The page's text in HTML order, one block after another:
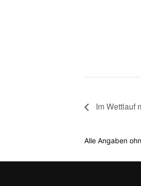
Im Wettlauf
Alle Angaben